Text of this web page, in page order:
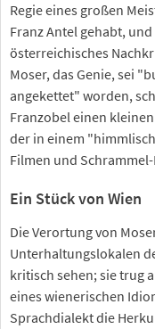
Regie eines großen
Franz Antel gehabt,
österreichisches
Moser, das Genie, sei
angekettet" worden,
Franzobel einen
der in einem
Filmen und
Ein Stück von Wien
Die Verortung von
Unterhaltungslokalen
kritisch sehen; sie trug
eines wienerischen
Sprachdialekt die